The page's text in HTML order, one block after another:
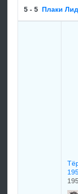
5 - 5 Плаки